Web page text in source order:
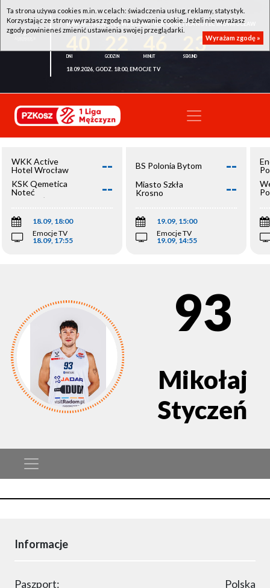
WKK ACTIVE HOTEL WROCŁAW - KSK QEMETICA NOTEĆ INOWROCŁAW
23
18.09.2026, GODZ. 18:00, EMOCJE TV
WKK Active
Hotel Wrocław
--
KSK Qemetica
Noteć
Inowrocław
--
18.09, 18:00
Emocje TV
18.09, 17:55
BS Polonia Bytom --
Miasto Szkła
Krosno
--
19.09, 15:00
Emocje TV
19.09, 14:55
93
Mikołaj
Styczeń
Informacje
Paszport: Polska
Ta strona używa cookies m.in. w celach: świadczenia usług, reklamy, statystyk.
Korzystając ze strony wyrażasz zgodę na używanie cookie. Jeżeli nie wyrażasz
zgody powinieneś zmienić ustawienia swojej przeglądarki.
Wyrażam zgodę »